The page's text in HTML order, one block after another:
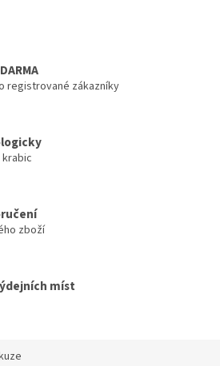
registrované zákazníky
zboží
míst